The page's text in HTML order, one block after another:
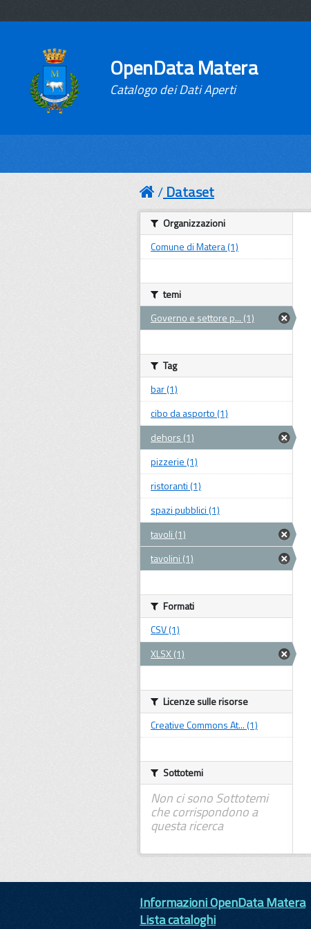
OpenData Matera
Catalogo dei Dati Aperti
Dataset
Organizzazioni
Comune di Matera (1)
temi
Governo e settore p... (1)
Tag
bar (1)
cibo da asporto (1)
dehors (1)
pizzerie (1)
ristoranti (1)
spazi pubblici (1)
tavoli (1)
tavolini (1)
Formati
CSV (1)
XLSX (1)
Licenze sulle risorse
Creative Commons At... (1)
Sottotemi
Non ci sono Sottotemi
che corrispondono a
questa ricerca
Informazioni OpenData Matera
Lista cataloghi